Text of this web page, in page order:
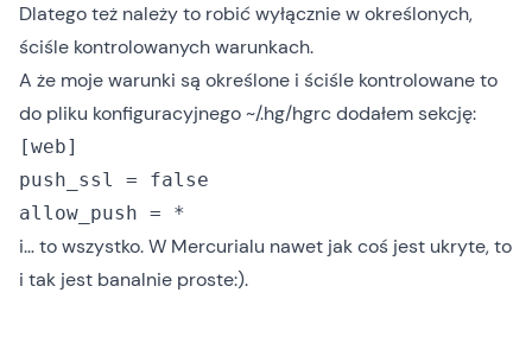
Dlatego też należy to robić wyłącznie w określonych,
ściśle kontrolowanych warunkach.
A że moje warunki są określone i ściśle kontrolowane to
do pliku konfiguracyjnego ~/.hg/hgrc dodałem sekcję:
[web]
push_ssl = false
allow_push = *
i… to wszystko. W Mercurialu nawet jak coś jest ukryte, to
i tak jest banalnie proste:).